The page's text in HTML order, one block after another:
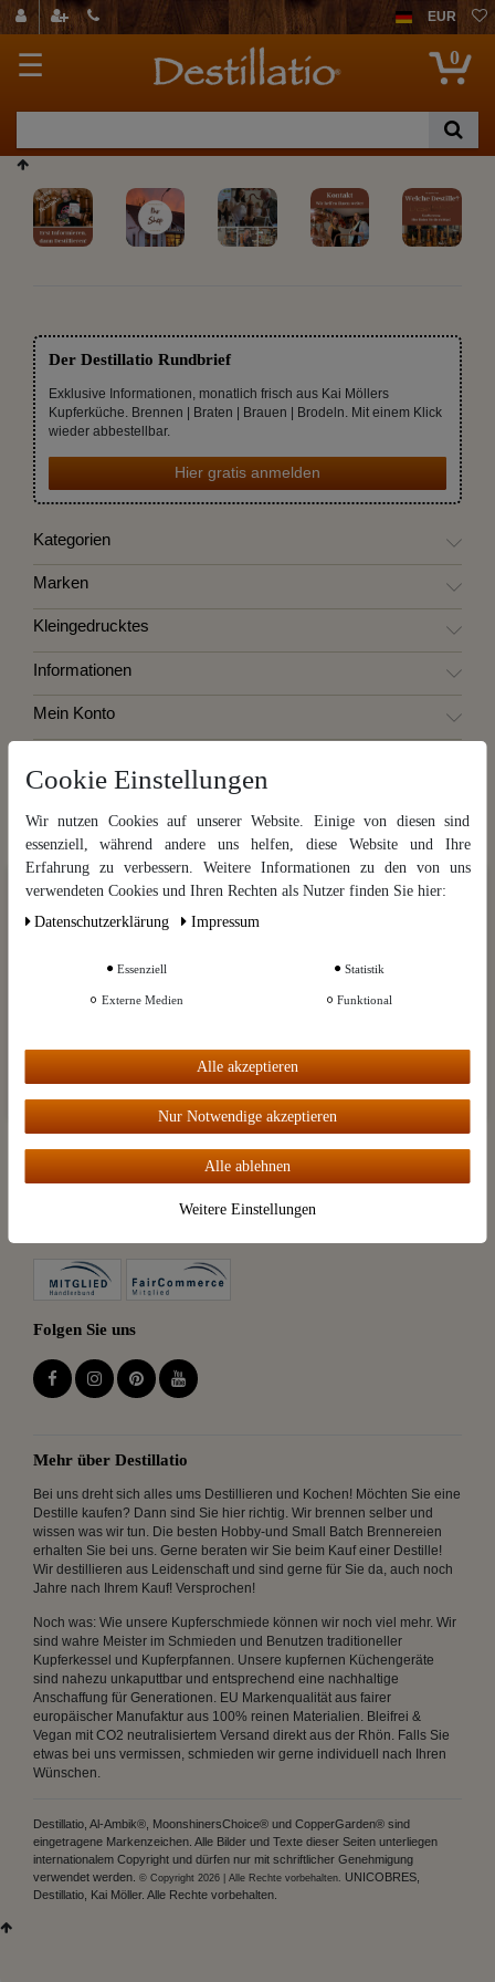
EUR
☰ 0
Der Destillatio Rundbrief
Exklusive Informationen, monatlich frisch aus Kai Möllers
Kupferküche. Brennen | Braten | Brauen | Brodeln. Mit einem Klick
wieder abbestellbar.
Hier gratis anmelden
Kategorien
Marken
Kleingedrucktes
Informationen
Mein Konto
Vertrag widerrufen
Widerrufsbelehrung
Kontakt
Zahlungsoptionen
Versandoptionen
Folgen Sie uns
Mehr über Destillatio
Bei uns dreht sich alles ums Destillieren und Kochen! Möchten Sie eine
Destille kaufen? Dann sind Sie hier richtig. Wir brennen selber und
wissen was wir tun. Die besten Hobby-und Small Batch Brennereien
erhalten Sie bei uns. Gerne beraten wir Sie beim Kauf einer Destille!
Wir destillieren aus Leidenschaft und sind gerne für Sie da, auch noch
Jahre nach Ihrem Kauf! Versprochen!
Noch was: Wie unsere Kupferschmiede können wir noch viel mehr. Wir
sind wahre Meister im Schmieden und Benutzen traditioneller
Kupferkessel und Kupferpfannen. Unsere kupfernen Küchengeräte
sind nahezu unkaputtbar und entsprechend eine nachhaltige
Anschaffung für Generationen. EU Markenqualität aus fairer
europäischer Manufaktur aus 100% reinen Materialien. Bleifrei &
Vegan mit CO2 neutralisiertem Versand direkt aus der Rhön. Falls Sie
etwas bei uns vermissen, schmieden wir gerne individuell nach Ihren
Wünschen.
Destillatio, Al-Ambik®, MoonshinersChoice® und CopperGarden® sind
eingetragene Markenzeichen. Alle Bilder und Texte dieser Seiten unterliegen
internationalem Copyright und dürfen nur mit schriftlicher Genehmigung
verwendet werden. © Copyright 2026 | Alle Rechte vorbehalten.
UNICOBRES,
Destillatio, Kai Möller. Alle Rechte vorbehalten.
Wir nutzen Cookies auf unserer Website. Einige von diesen sind
zu verbessern. Weitere Informationen zu den von uns verwendeten
und unserem
Alle akzeptieren
Cookie Einstellungen
Wir nutzen Cookies auf unserer Website. Einige von diesen sind
essenziell, während andere uns helfen, diese Website und Ihre
Erfahrung zu verbessern. Weitere Informationen zu den von uns
verwendeten Cookies und Ihren Rechten als Nutzer finden Sie hier:
Daten­schutz­erklärung
Impressum
Essenziell Statistik
Externe Medien Funktional
Alle akzeptieren
Nur Notwendige akzeptieren
Alle ablehnen
Weitere Einstellungen